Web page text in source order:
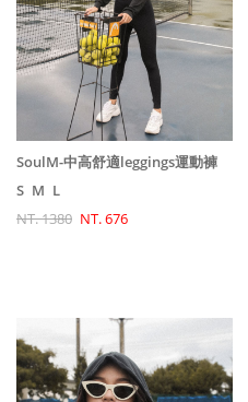
SoulM-中高舒適leggings運動褲
S M L
NT. 1380 NT. 676